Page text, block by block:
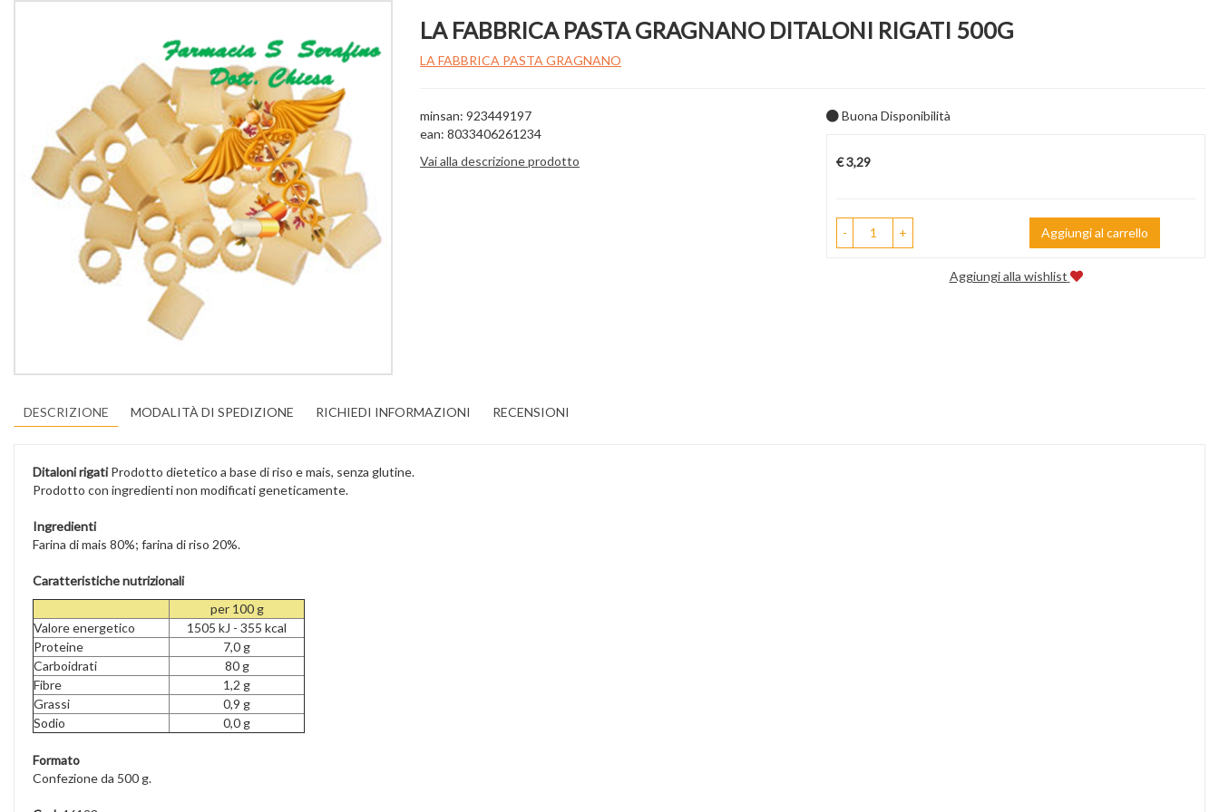
LA FABBRICA PASTA GRAGNANO DITALONI RIGATI 500G
LA FABBRICA PASTA GRAGNANO
minsan: 923449197
ean: 8033406261234
Vai alla descrizione prodotto
Buona Disponibilità
Prezzo
€ 3,29
- + Aggiungi al carrello
Aggiungi alla wishlist
DESCRIZIONE MODALITÀ DI SPEDIZIONE RICHIEDI INFORMAZIONI RECENSIONI
Ditaloni rigatiProdotto dietetico a base di riso e mais, senza glutine.
Prodotto con ingredienti non modificati geneticamente.
Ingredienti
Farina di mais 80%; farina di riso 20%.
Caratteristiche nutrizionali
per 100 g
Valore energetico
1505 kJ - 355 kcal
Proteine
7,0 g
Carboidrati
80 g
Fibre
1,2 g
Grassi
0,9 g
Sodio
0,0 g
Formato
Confezione da 500 g.